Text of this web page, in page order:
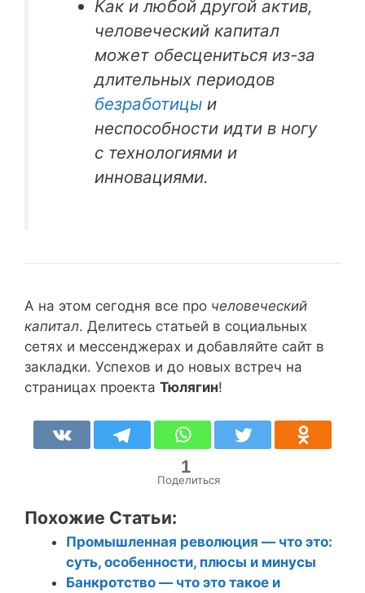
Как и любой другой актив,
человеческий капитал
может обесцениться из-за
длительных периодов
безработицы и
неспособности идти в ногу
с технологиями и
инновациями.
А на этом сегодня все про человеческий
капитал. Делитесь статьей в социальных
сетях и мессенджерах и добавляйте сайт в
закладки. Успехов и до новых встреч на
страницах проекта Тюлягин!
1
Поделиться
Похожие Статьи:
Промышленная революция — что это:
суть, особенности, плюсы и минусы
Банкротство — что это такое и